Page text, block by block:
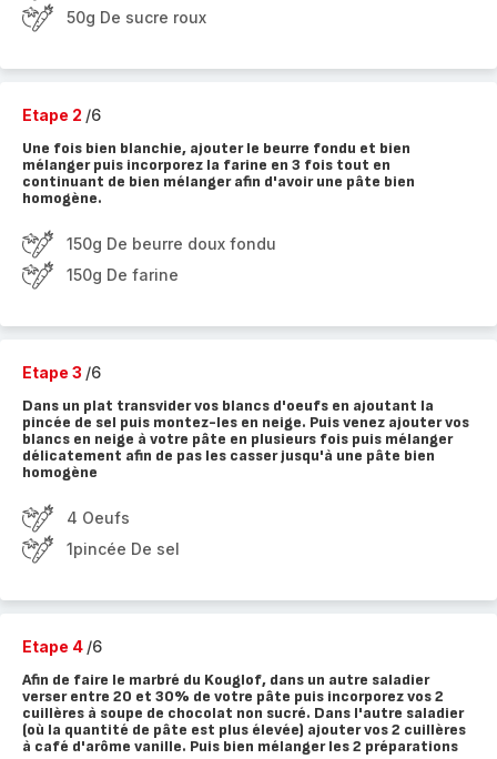
50g De sucre roux
Etape 2 /6
Une fois bien blanchie, ajouter le beurre fondu et bien
mélanger puis incorporez la farine en 3 fois tout en
continuant de bien mélanger afin d'avoir une pâte bien
homogène.
150g De beurre doux fondu
150g De farine
Etape 3 /6
Dans un plat transvider vos blancs d'oeufs en ajoutant la
pincée de sel puis montez-les en neige. Puis venez ajouter vos
blancs en neige à votre pâte en plusieurs fois puis mélanger
délicatement afin de pas les casser jusqu'à une pâte bien
homogène
4 Oeufs
1pincée De sel
Etape 4 /6
Afin de faire le marbré du Kouglof, dans un autre saladier
verser entre 20 et 30% de votre pâte puis incorporez vos 2
cuillères à soupe de chocolat non sucré. Dans l'autre saladier
(où la quantité de pâte est plus élevée) ajouter vos 2 cuillères
à café d'arôme vanille. Puis bien mélanger les 2 préparations